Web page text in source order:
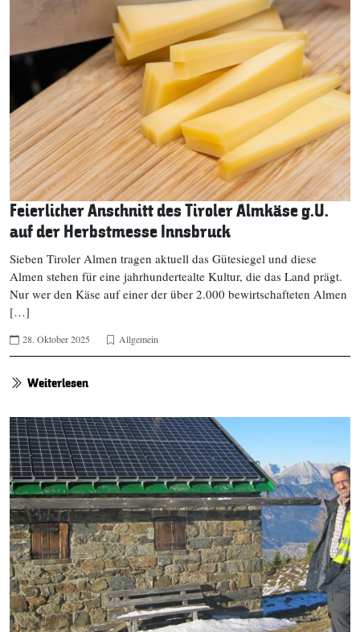
Feierlicher Anschnitt des Tiroler Almkäse g.U.
auf der Herbstmesse Innsbruck
Sieben Tiroler Almen tragen aktuell das Gütesiegel und diese
Almen stehen für eine jahrhundertealte Kultur, die das Land prägt.
Nur wer den Käse auf einer der über 2.000 bewirtschafteten Almen
[…]
28. Oktober 2025 Allgemein
Weiterlesen